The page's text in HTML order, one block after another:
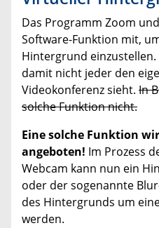
Das Programm Zoom
Software-Funktion mit,
Hintergrund
damit nicht jeder den
Videokonferenz sieht. In
solche Funktion nicht.
Eine solche Funktion
angeboten! Im Prozess
Webcam kann nun ein
oder der sogenannte
des Hintergrunds um
werden.